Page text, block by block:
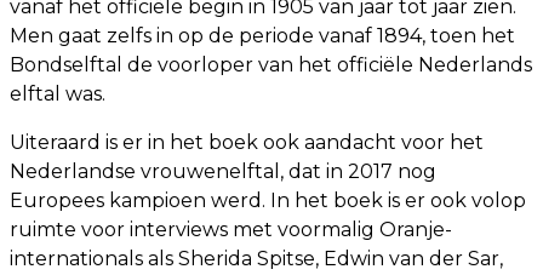
vanaf het officiële begin in 1905 van jaar tot jaar zien.
Men gaat zelfs in op de periode vanaf 1894, toen het
Bondselftal de voorloper van het officiële Nederlands
elftal was.
Uiteraard is er in het boek ook aandacht voor het
Nederlandse vrouwenelftal, dat in 2017 nog
Europees kampioen werd. In het boek is er ook volop
ruimte voor interviews met voormalig Oranje-
internationals als Sherida Spitse, Edwin van der Sar,